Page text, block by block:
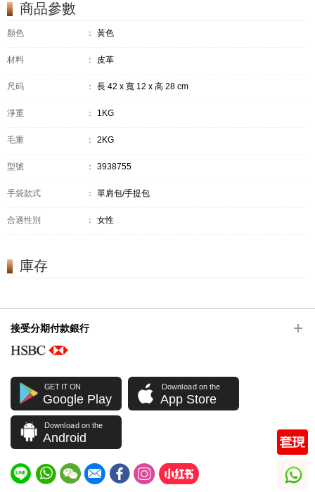
商品參數
顏色 ： 黃色
材料 ： 皮革
尺码 ： 長 42 x 寬 12 x 高 28 cm
淨重 ： 1KG
毛重 ： 2KG
型號 ： 3938755
手袋款式 ： 單肩包/手提包
合適性別 ： 女性
庫存
接受分期付款銀行
GET IT ON
Google Play
Download on the
App Store
Download on the
Android